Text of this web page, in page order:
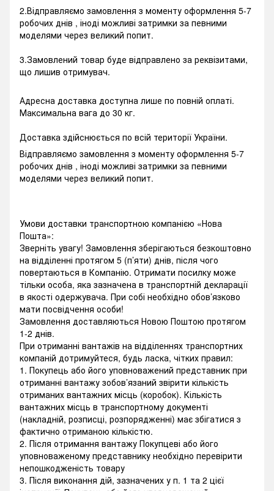
2.Відправляємо замовлення з моменту оформлення 5-7
робочих днів , іноді можливі затримки за певними
моделями через великий попит.
3.Замовлений товар буде відправлено за реквізитами,
що лишив отримувач.
Адресна доставка доступна лише по повній оплаті.
Максимальна вага до 30 кг.
Доставка здійснюється по всій території України.
Відправляємо замовлення з моменту оформлення 5-7
робочих днів , іноді можливі затримки за певними
моделями через великий попит.
Умови доставки транспортною компанією «Нова
Пошта»:
Зверніть увагу! Замовлення зберігаються безкоштовно
на відділенні протягом 5 (п’яти) днів, після чого
повертаються в Компанію. Отримати посилку може
тільки особа, яка зазначена в транспортній декларації
в якості одержувача. При собі необхідно обов’язково
мати посвідчення особи!
Замовлення доставляються Новою Поштою протягом
1-2 днів.
При отриманні вантажів на відділеннях транспортних
компаній дотримуйтеся, будь ласка, чітких правил:
1. Покупець або його уповноважений представник при
отриманні вантажу зобов’язаний звірити кількість
отриманих вантажних місць (коробок). Кількість
вантажних місць в транспортному документі
(накладній, розписці, розпорядженні) має збігатися з
фактично отриманою кількістю.
2. Після отримання вантажу Покупцеві або його
уповноваженому представнику необхідно перевірити
непошкодженість товару
3. Після виконання дій, зазначених у п. 1 та 2 цієї